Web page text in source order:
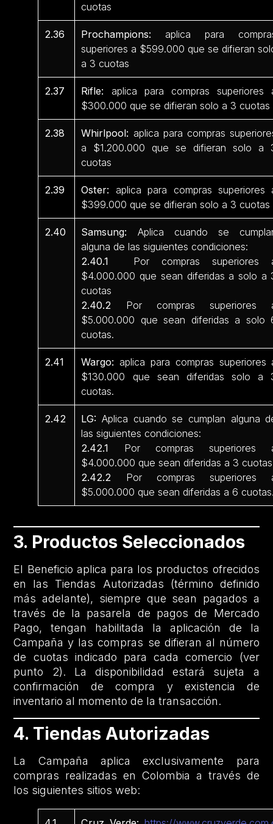
cuotas
2.36 Prochampions: aplica para
superiores a $599.000 que se difieran
a 3 cuotas
2.37 Rifle: aplica para compras superiores
$300.000 que se difieran solo a 3 cuotas
2.38 Whirlpool: aplica para compras
a $1.200.000 que se difieran solo a
cuotas
2.39 Oster: aplica para compras superiores
$399.000 que se difieran solo a 3 cuotas
2.40 Samsung: Aplica cuando se
alguna de las siguientes condiciones:
2.40.1 Por compras superiores
$4.000.000 que sean diferidas a solo a
cuotas
2.40.2 Por compras superiores
$5.000.000 que sean diferidas a solo
cuotas.
2.41 Wargo: aplica para compras superiores
$130.000 que sean diferidas solo a
cuotas.
2.42 LG:Aplica cuando se cumplan alguna
las siguientes condiciones:
2.42.1 Por compras superiores
$4.000.000 que sean diferidas a 3
2.42.2 Por compras superiores
$5.000.000 que sean diferidas a 6
3. Productos Seleccionados
El Beneficio aplica para los productos ofrecidos
en las Tiendas Autorizadas (término definido
más adelante), siempre que sean pagados a
través de la pasarela de pagos de Mercado
Pago, tengan habilitada la aplicación de la
Campaña y las compras se difieran al número
de cuotas indicado para cada comercio (ver
punto 2). La disponibilidad estará sujeta a
confirmación de compra y existencia de
inventario al momento de la transacción.
4. Tiendas Autorizadas
La Campaña aplica exclusivamente para
compras realizadas en Colombia a través de
los siguientes sitios web: